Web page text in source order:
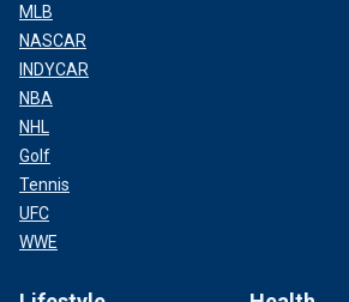
MLB
NASCAR
INDYCAR
NBA
NHL
Golf
Tennis
UFC
WWE